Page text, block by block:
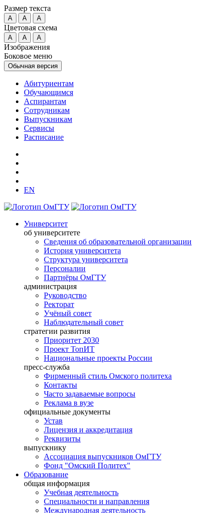
Размер текста
A A A
Цветовая схема
A A A
Изображения
Боковое меню
Обычная версия
Абитуриентам
Обучающимся
Аспирантам
Сотрудникам
Выпускникам
Сервисы
Расписание
EN
Университет
об университете
Сведения об образовательной организации
История университета
Структура университета
Персоналии
Партнёры ОмГТУ
администрация
Руководство
Ректорат
Учёный совет
Наблюдательный совет
стратегии развития
Приоритет 2030
Проект ТопИТ
Национальные проекты России
пресс-служба
Фирменный стиль Омского политеха
Контакты
Часто задаваемые вопросы
Реклама в вузе
официальные документы
Устав
Лицензия и аккредитация
Реквизиты
выпускнику
Ассоциация выпускников ОмГТУ
Фонд "Омский Политех"
Образование
общая информация
Учебная деятельность
Специальности и направления
Международная деятельность